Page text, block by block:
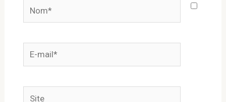
Nom*
mail*
Site